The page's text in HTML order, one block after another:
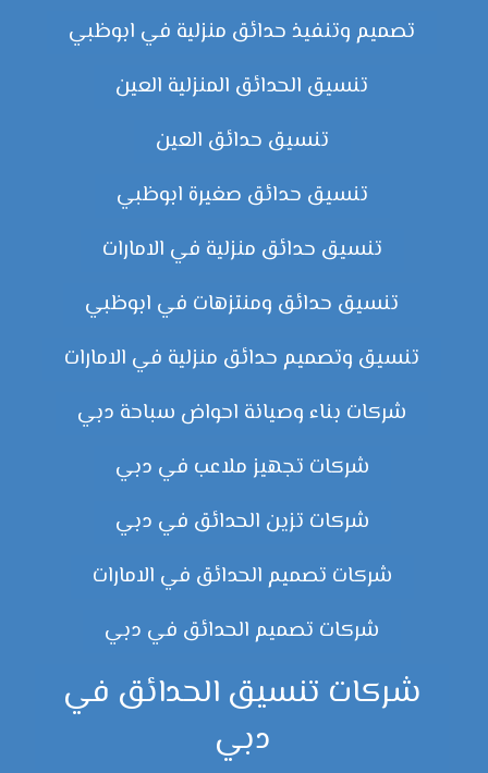
تصميم وتنفيذ حدائق منزلية في ابوظبي
تنسيق الحدائق المنزلية العين
تنسيق حدائق العين
تنسيق حدائق صغيرة ابوظبي
تنسيق حدائق منزلية في الامارات
تنسيق حدائق ومنتزهات في ابوظبي
تنسيق وتصميم حدائق منزلية في الامارات
شركات بناء وصيانة احواض سباحة دبي
شركات تجهيز ملاعب في دبي
شركات تزين الحدائق في دبي
شركات تصميم الحدائق في الامارات
شركات تصميم الحدائق في دبي
شركات تنسيق الحدائق في
دبي